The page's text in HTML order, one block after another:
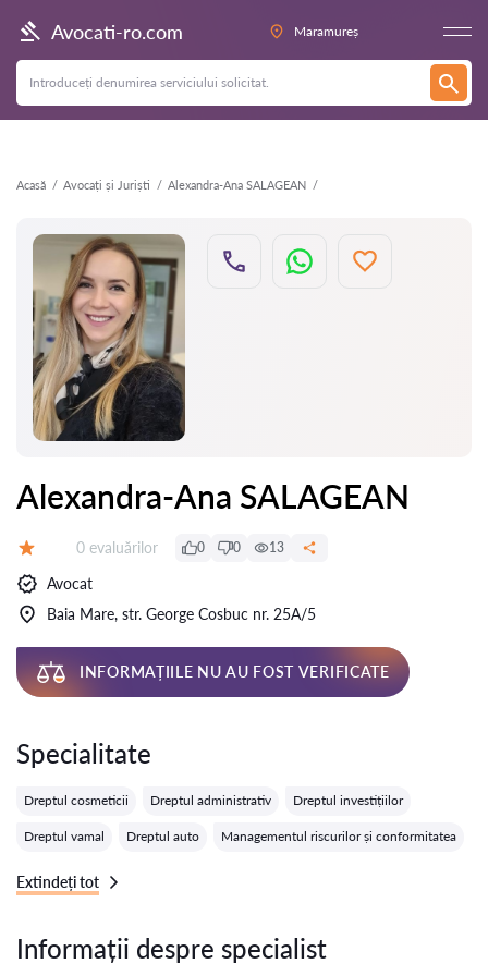
Avocati-ro.com Maramureș
Acasă Avocați și Juriști Alexandra-Ana SALAGEAN
Înapoi
Alexandra-Ana SALAGEAN
Evaluărilor:
0 evaluărilor 0 0 13
Avocat
Baia Mare, str. George Cosbuc nr. 25A/5
INFORMAȚIILE NU AU FOST VERIFICATE
Specialitate
Dreptul cosmeticii Dreptul administrativ Dreptul investițiilor
Dreptul vamal Dreptul auto Managementul riscurilor și conformitatea
Extindeți tot
Informații despre specialist